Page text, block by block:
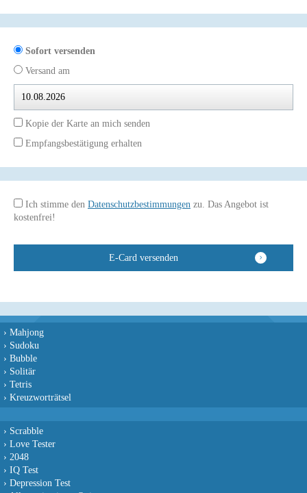
Sofort versenden
Versand am
Kopie der Karte an mich senden
Empfangsbestätigung erhalten
Ich stimme den Datenschutzbestimmungen zu. Das Angebot ist
kostenfrei!
› Mahjong
› Sudoku
› Bubble
› Solitär
› Tetris
› Kreuzworträtsel
› Scrabble
› Love Tester
› 2048
› IQ Test
› Depression Test